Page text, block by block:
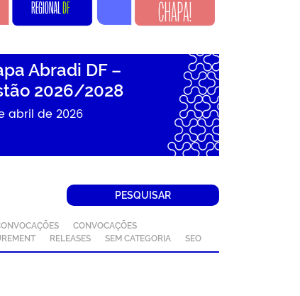
Abradi DF –
2026/2028
abril de 2026
PESQUISAR
CONVOCAÇÕES
RELEASES SEM CATEGORIA SEO